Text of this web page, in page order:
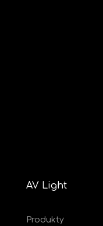
AV Light
Produkty